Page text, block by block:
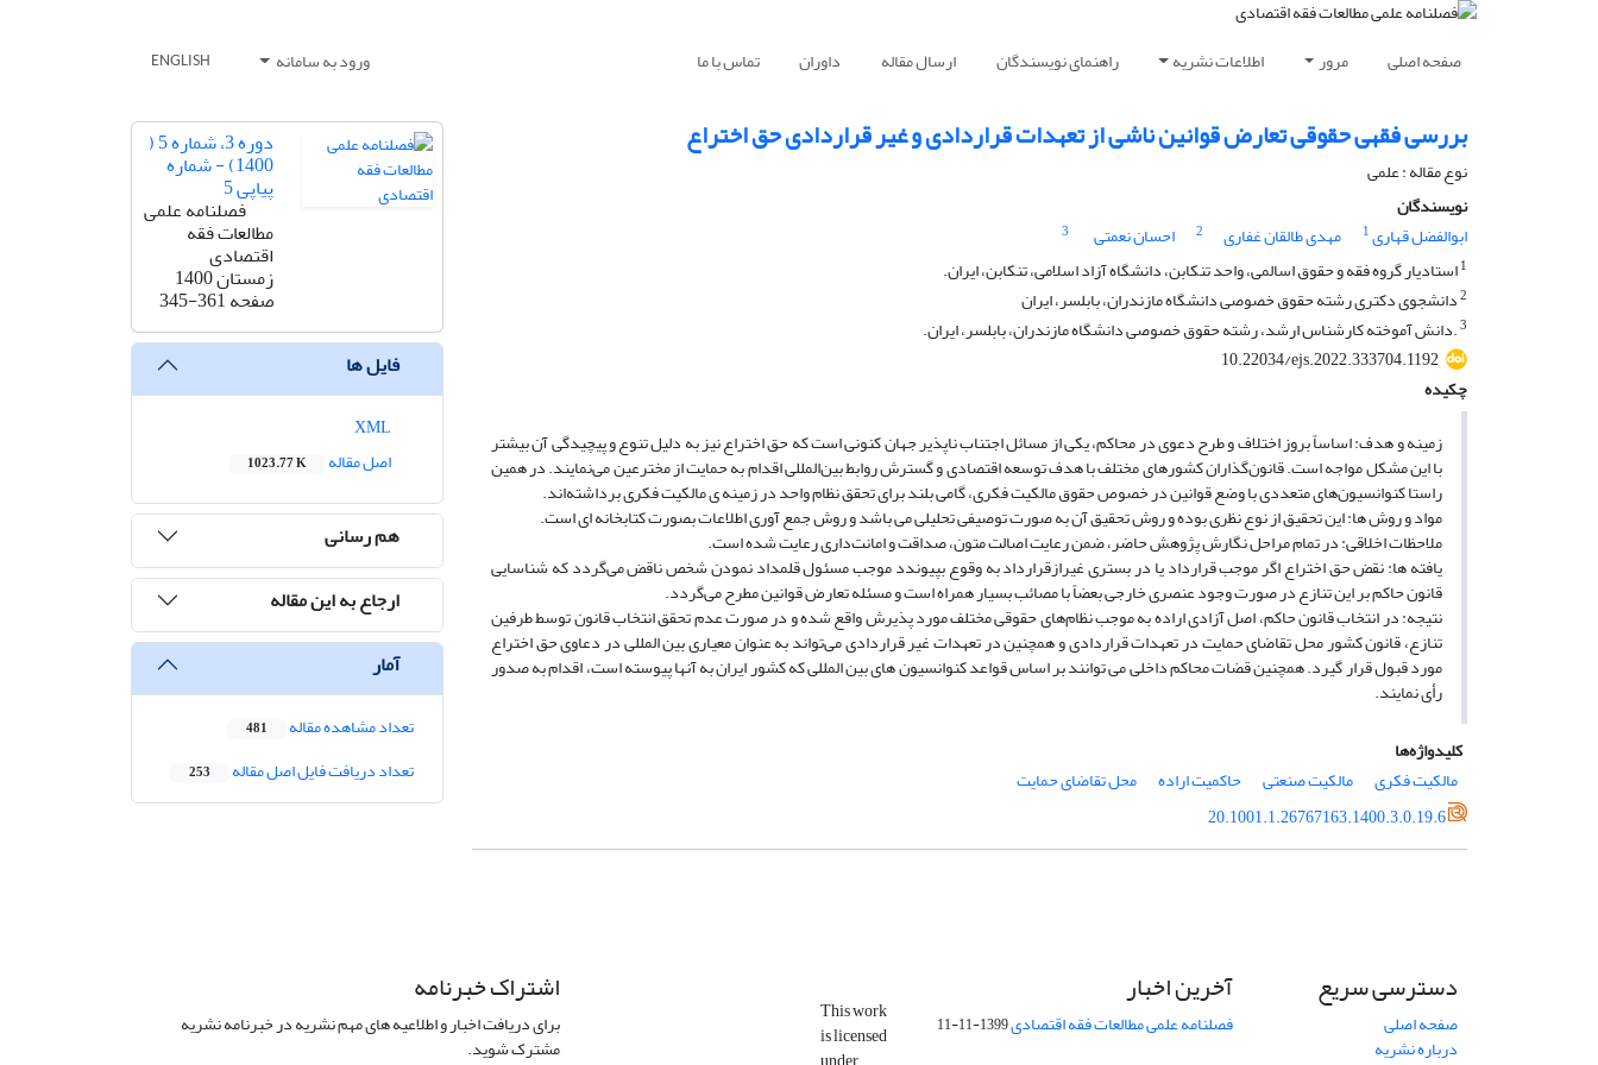
صفحه اصلی مرور اطلاعات نشریه راهنمای نویسندگان ارسال مقاله داوران تماس با ما ورود به سامانه ENGLISH
بررسی فقهی حقوقی تعارض قوانین ناشی از تعهدات قراردادی و غیر قراردادی حق اختراع
نوع مقاله : علمی
نویسندگان
ابوالفضل قهاری1 مهدی طالقان غفاری 2 احسان نعمتی
3
1استادیار گروه فقه و حقوق اسالمی، واحد تنکابن، دانشگاه آزاد اسلامی، تنکابن، ایران.
2دانشجوی دکتری رشته حقوق خصوصی دانشگاه مازندران، بابلسر، ایران
3.دانش آموخته کارشناس ارشد، رشته حقوق خصوصی دانشگاه مازندران، بابلسر، ایران.
10.22034/ejs.2022.333704.1192
چکیده
زمینه و هدف: اساساً بروز اختلاف و طرح دعوی در محاکم، یکی از مسائل اجتناب ‌ناپذیر جهان کنونی است که حق اختراع نیز به دلیل تنوع و پیچیدگی آن بیشتر
با این مشکل مواجه است. قانون‌گذاران کشورهای مختلف با هدف توسعه اقتصادی و گسترش روابط بین‌المللی اقدام به حمایت از مخترعین می‌نمایند. در همین
راستا کنوانسیون‌های متعددی با وضع قوانین در خصوص حقوق مالکیت فکری، گامی بلند برای تحقق نظام واحد در زمینه ی مالکیت فکری برداشته‌اند.
مواد و روش ها: این تحقیق از نوع نظری بوده و روش تحقیق آن به صورت توصیفی تحلیلی می باشد و روش جمع آوری اطلاعات بصورت کتابخانه ای است.
ملاحظات اخلاقی: در تمام مراحل نگارش پژوهش حاضر، ضمن رعایت اصالت متون، صداقت و امانت‌داری رعایت شده است.
یافته ها: نقض حق اختراع اگر‌ موجب قرارداد یا در بستری غیرازقرارداد به وقوع بپیوندد موجب مسئول قلمداد نمودن شخص ناقض می‌گردد که شناسایی
قانون حاکم بر این تنازع در صورت وجود عنصری خارجی بعضاً با مصائب بسیار همراه است و مسئله تعارض قوانین مطرح می‌گردد.
نتیجه: در انتخاب قانون حاکم، اصل آزادی اراده به‌ موجب نظام‌های حقوقی مختلف مورد پذیرش واقع شده و در صورت عدم تحقق انتخاب قانون توسط طرفین
تنازع، قانون کشور محل تقاضای حمایت در تعهدات قراردادی و همچنین در تعهدات غیر قراردادی می‌تواند به‌ عنوان معیاری بین ‌المللی در دعاوی حق اختراع
مورد قبول قرار گیرد. همچنین قضات محاکم داخلی می توانند بر اساس قواعد کنوانسیون های بین المللی که کشور ایران به آنها پیوسته است، اقدام به صدور
رأی نمایند.
کلیدواژه‌ها
مالکیت فکری
مالکیت صنعتی حاکمیت اراده
محل تقاضای حمایت
20.1001.1.26767163.1400.3.0.19.6
دوره 3، شماره 5 (
1400) - شماره
پیاپی 5
فصلنامه علمی
مطالعات فقه
اقتصادی
زمستان 1400
صفحه345-361
فایل ها
اصل مقاله
1023.77 K
هم رسانی
ارجاع به این مقاله
آمار
تعداد مشاهده مقاله 481
تعداد دریافت فایل اصل مقاله 253
دسترسی سریع
صفحه اصلی
درباره نشریه
آخرین اخبار
فصلنامه علمی مطالعات فقه اقتصادی1399-11-11
This work
is licensed
اشتراک خبرنامه
برای دریافت اخبار و اطلاعیه های مهم نشریه در خبرنامه نشریه
مشترک شوید.